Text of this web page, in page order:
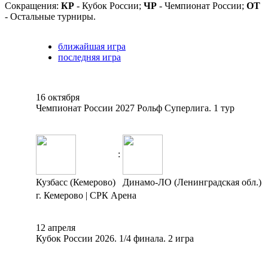
Сокращения: КР - Кубок России; ЧР - Чемпионат России; ОТ
- Остальные турниры.
ближайшая игра
последняя игра
16 октября
Чемпионат России 2027 Рольф Суперлига. 1 тур
:
Кузбасс (Кемерово)
Динамо-ЛО (Ленинградская обл.)
г. Кемерово | СРК Арена
12 апреля
Кубок России 2026. 1/4 финала. 2 игра